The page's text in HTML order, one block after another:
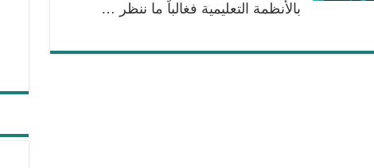
بالأنظمة التعليمية فغالباً ما ننظر …